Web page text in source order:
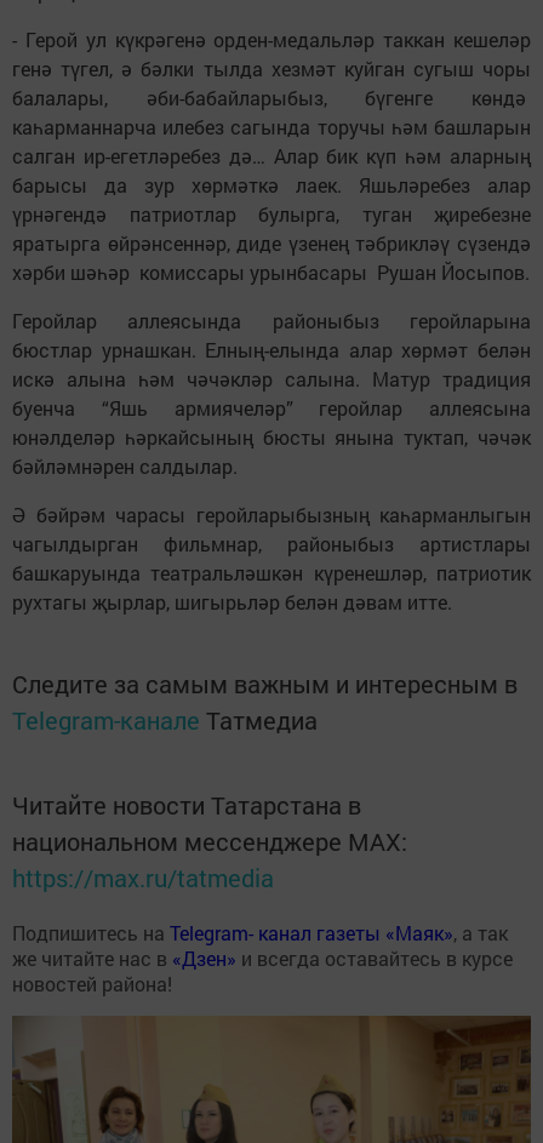
- Герой ул күкрәгенә орден-медальләр таккан кешеләр
генә түгел, ә бәлки тылда хезмәт куйган сугыш чоры
балалары, әби-бабайларыбыз, бүгенге көндә
каһарманнарча илебез сагында торучы һәм башларын
салган ир-егетләребез дә… Алар бик күп һәм аларның
барысы да зур хөрмәткә лаек. Яшьләребез алар
үрнәгендә патриотлар булырга, туган җиребезне
яратырга өйрәнсеннәр, диде үзенең тәбрикләү сүзендә
хәрби шәһәр комиссары урынбасары Рушан Йосыпов.
Геройлар аллеясында районыбыз геройларына
бюстлар урнашкан. Елның-елында алар хөрмәт белән
искә алына һәм чәчәкләр салына. Матур традиция
буенча “Яшь армиячеләр” геройлар аллеясына
юнәлделәр һәркайсының бюсты янына туктап, чәчәк
бәйләмнәрен салдылар.
Ә бәйрәм чарасы геройларыбызның каһарманлыгын
чагылдырган фильмнар, районыбыз артистлары
башкаруында театральләшкән күренешләр, патриотик
рухтагы җырлар, шигырьләр белән дәвам итте.
Следите за самым важным и интересным в
Telegram-канале Татмедиа
Читайте новости Татарстана в
национальном мессенджере MАХ:
https://max.ru/tatmedia
Подпишитесь на Telegram- канал газеты «Маяк», а так
же читайте нас в «Дзен» и всегда оставайтесь в курсе
новостей района!